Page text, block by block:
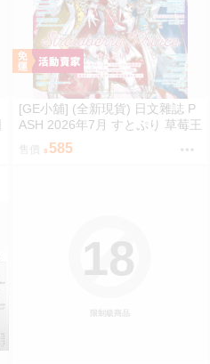
[GE小舖] (全新現貨) 日文雜誌 P
ASH 2026年7月 すとぷり 草莓王
子 魔法帽的工作室
售價 585
限制級商品
18